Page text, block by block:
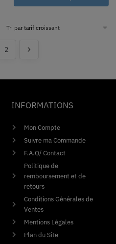
2
INFORMATIONS
Mon Compte
Suivre ma Commande
F.A.Q/ Contact
Politique de
remboursement et de
retours
Conditions Générales de
Ventes
Mentions Légales
Plan du Site